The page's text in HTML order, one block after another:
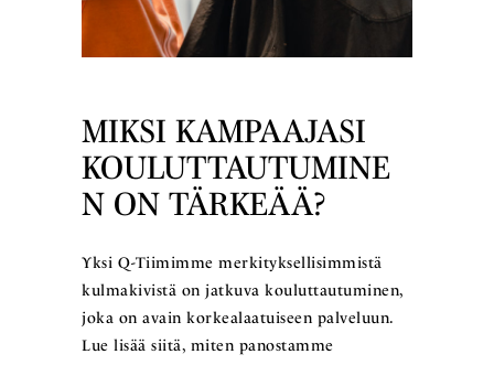
MIKSI KAMPAAJASI
KOULUTTAUTUMINE
N ON TÄRKEÄÄ?
Yksi Q-Tiimimme merkityksellisimmistä
kulmakivistä on jatkuva kouluttautuminen,
joka on avain korkealaatuiseen palveluun.
Lue lisää siitä, miten panostamme